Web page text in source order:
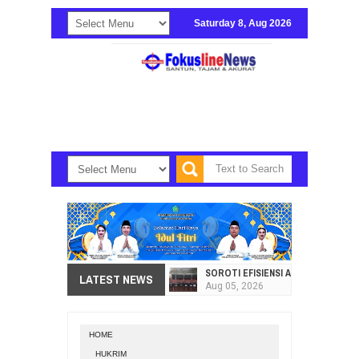
Saturday 8, Aug 2026
LATEST NEWS SOROTI EFISIENSI APBD, DPRD
Aug 05, 2026
HOME
HUKRIM